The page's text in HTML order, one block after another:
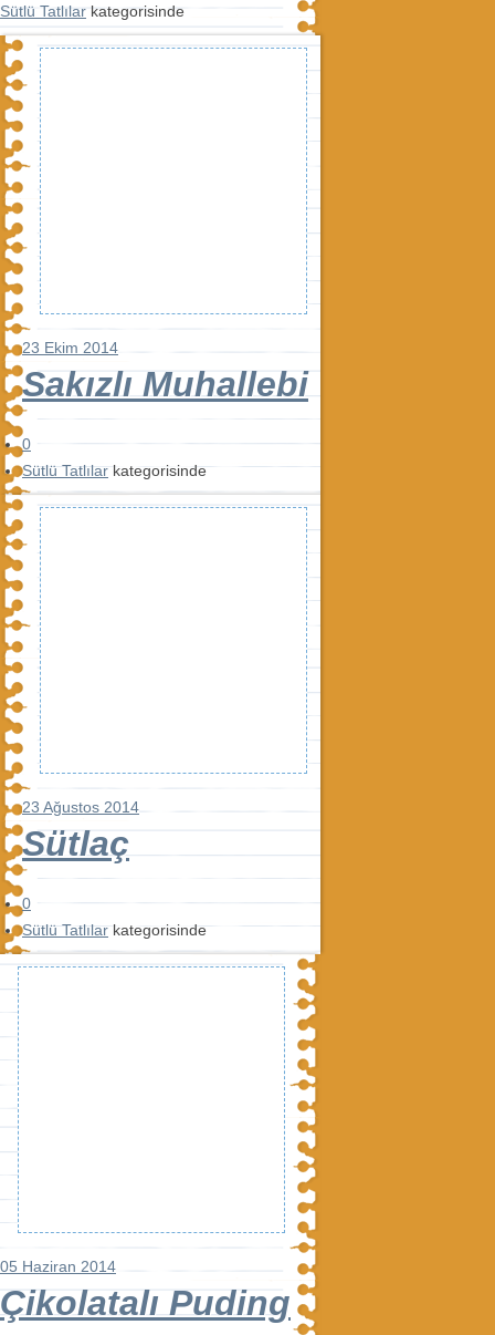
Sütlü Tatlılar kategorisinde
23 Ekim 2014
Sakızlı Muhallebi
0
Sütlü Tatlılar kategorisinde
23 Ağustos 2014
Sütlaç
0
Sütlü Tatlılar kategorisinde
05 Haziran 2014
Çikolatalı Puding